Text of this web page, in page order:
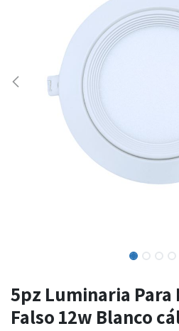
5pz Luminaria Para
Falso 12w Blanco